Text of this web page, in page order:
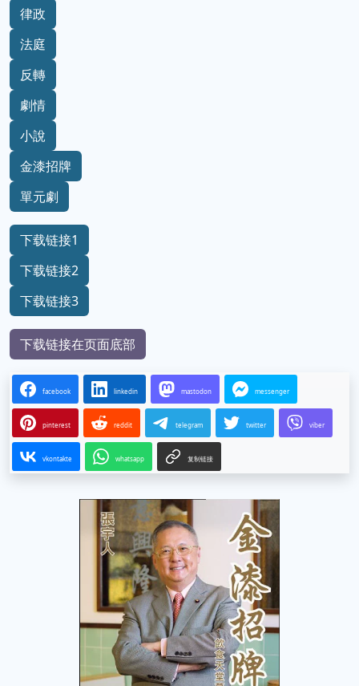
律政
法庭
反轉
劇情
小說
金漆招牌
單元劇
下载链接1
下载链接2
下载链接3
下载链接在页面底部
facebook linkedin mastodon messenger
pinterest reddit telegram twitter viber
vkontakte whatsapp 复制链接